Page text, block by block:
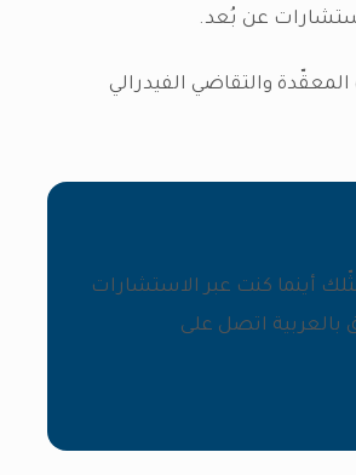
عن بُعد.
والتقاضي الفيدرالي
أينما كنت عبر الاستشارات
بالعربية اتصل على